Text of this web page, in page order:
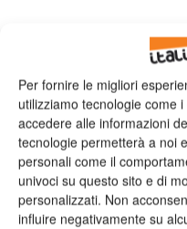
Per fornire le migliori
utilizziamo tecnologie come
accedere alle informazioni
tecnologie permetterà a noi
personali come il
univoci su questo sito e di
personalizzati. Non
influire negativamente su
Leggi la rivista